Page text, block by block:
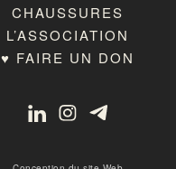
CHAUSSURES
L’ASSOCIATION
♥ FAIRE UN DON